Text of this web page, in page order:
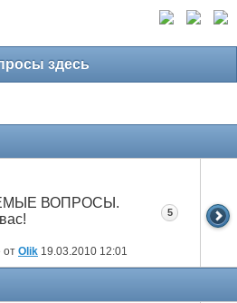
здесь
ВОПРОСЫ.
от Olik 19.03.2010 12:01
5